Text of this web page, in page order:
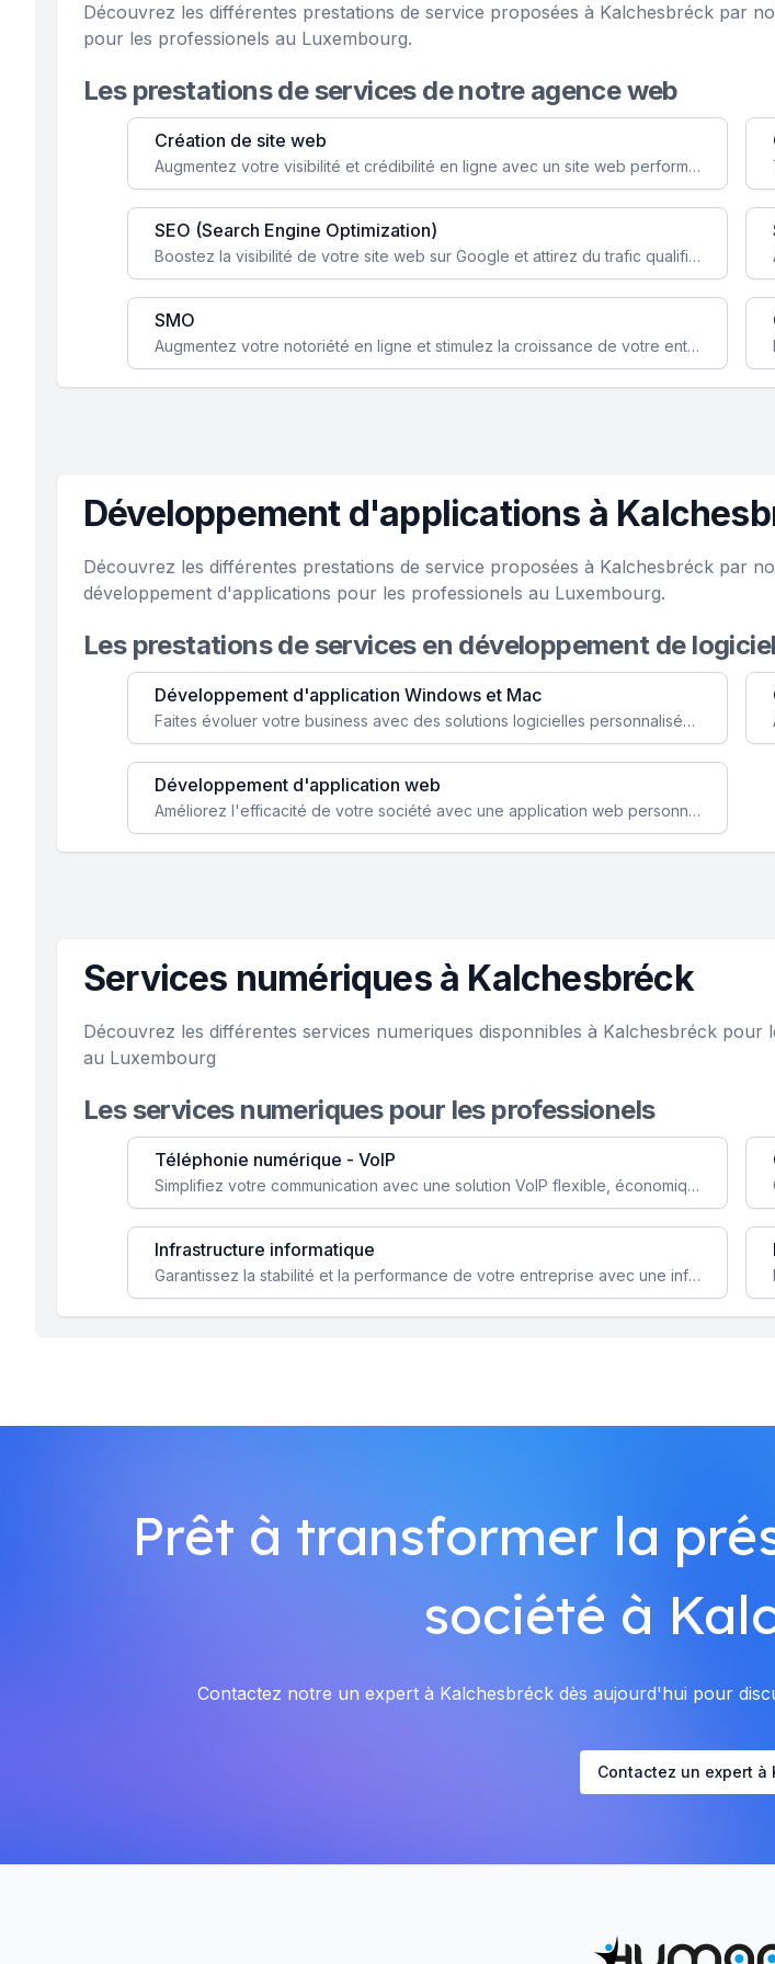
Découvrez les différentes prestations de service proposées à Kalchesbréck par
pour les professionels au Luxembourg.
Les prestations de services de notre agence web
Création de site web
Augmentez votre visibilité et crédibilité en ligne avec un site web performant, conçu pour attirer plus de clients.
SEO (Search Engine Optimization)
Boostez la visibilité de votre site web sur Google et attirez du trafic qualifié grâce à nos stratégies SEO.
SMO
Augmentez votre notoriété en ligne et stimulez la croissance de votre entreprise grâce à une stratégie sociale sur mesure.
Développement d'applications à
Découvrez les différentes prestations de service proposées à Kalchesbréck par
développement d'applications pour les professionels au Luxembourg.
Les prestations de services en développement de
Développement d'application Windows et Mac
Faites évoluer votre business avec des solutions logicielles personnalisées, parfaitement adaptées à vos besoins spécifiques.
Développement d'application web
Améliorez l'efficacité de votre société avec une application web personnalisée accessible partout et tout le temps.
Services numériques à Kalchesbréck
Découvrez les différentes services numeriques disponnibles à Kalchesbréck pour
au Luxembourg
Les services numeriques pour les professionels
Téléphonie numérique - VoIP
Simplifiez votre communication avec une solution VoIP flexible, économique et adaptée à vos besoins professionnels.
Infrastructure informatique
Garantissez la stabilité et la performance de votre entreprise avec une infrastructure IT sécurisée et évolutive.
Prêt à transformer la
société à
Contactez notre un expert à Kalchesbréck dès aujourd'hui pour
Contactez un expert à